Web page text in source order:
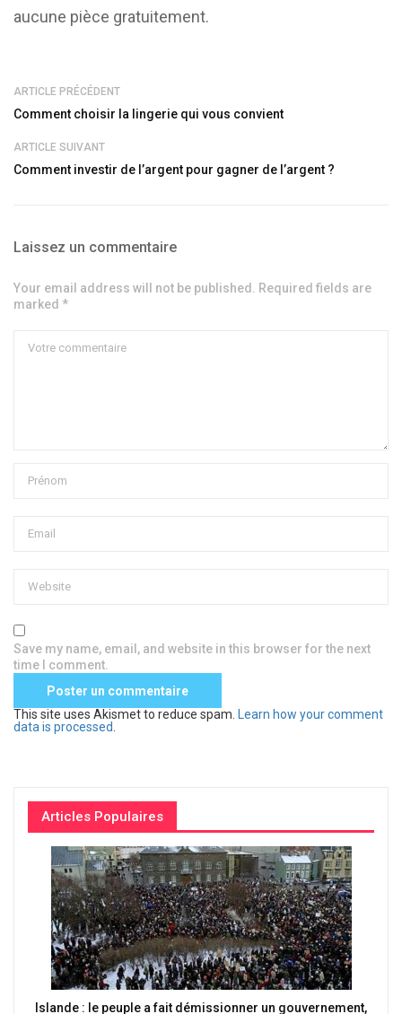
aucune pièce gratuitement.
ARTICLE PRÉCÉDENT
Comment choisir la lingerie qui vous convient
ARTICLE SUIVANT
Comment investir de l’argent pour gagner de l’argent ?
Laissez un commentaire
Your email address will not be published. Required fields are
marked *
Save my name, email, and website in this browser for the next
time I comment.
This site uses Akismet to reduce spam.
Learn how your comment
data is processed
Articles Populaires
Islande : le peuple a fait démissionner un gouvernement,